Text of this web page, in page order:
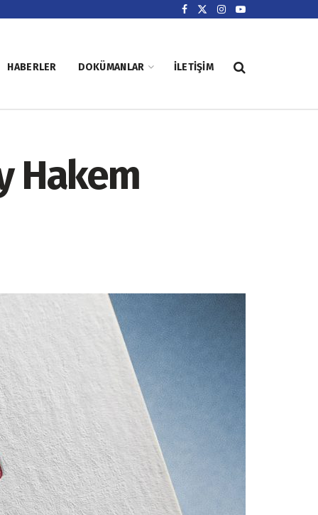
HABERLER DOKÜMANLAR İLETIŞIM
Hakem